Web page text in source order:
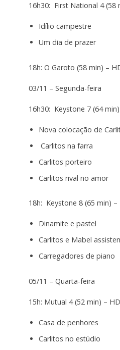
16h30: First National 4 (58
Idílio campestre
Um dia de prazer
18h: O Garoto (58 min) –
03/11 – Segunda-feira
16h30: Keystone 7 (64
Nova colocação de
Carlitos na farra
Carlitos porteiro
Carlitos rival no amor
18h: Keystone 8 (65 min) –
Dinamite e pastel
Carlitos e Mabel
Carregadores de piano
05/11 – Quarta-feira
15h: Mutual 4 (52 min) –
Casa de penhores
Carlitos no estúdio